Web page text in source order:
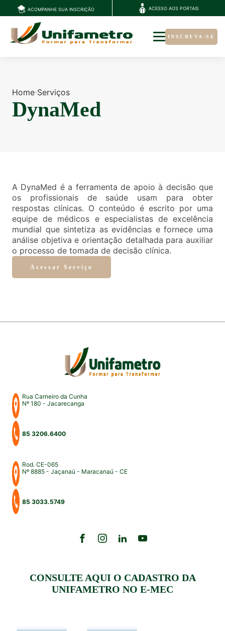
ACOMPANHE SUA INSCRIÇÃO ACESSO AOS PORTAIS
INSCREVA-SE
Home Serviços
DynaMed
A DynaMed é a ferramenta de apoio à decisão que
os profissionais de saúde usam para obter
respostas clínicas. O conteúdo é escrito por uma
equipe de médicos e especialistas de excelência
mundial que sintetiza as evidências e fornece uma
análise objetiva e orientação detalhada para auxiliar
o processo de tomada de decisão clínica.
Acessar Serviço
Rua Carneiro da Cunha
Nº 180 - Jacarecanga
85 3206.6400
Rod. CE-065
Nº 8885 - Jaçanaú - Maracanaú - CE
85 3033.5749
CONSULTE AQUI O CADASTRO DA
UNIFAMETRO NO E-MEC